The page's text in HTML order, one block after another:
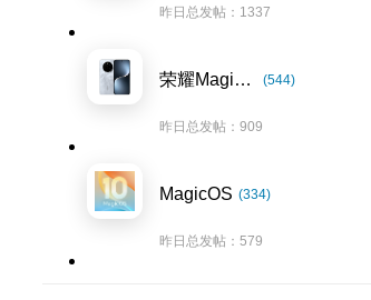
昨日总发帖：1337
荣耀Magic7系列 (544)
昨日总发帖：909
MagicOS (334)
昨日总发帖：579